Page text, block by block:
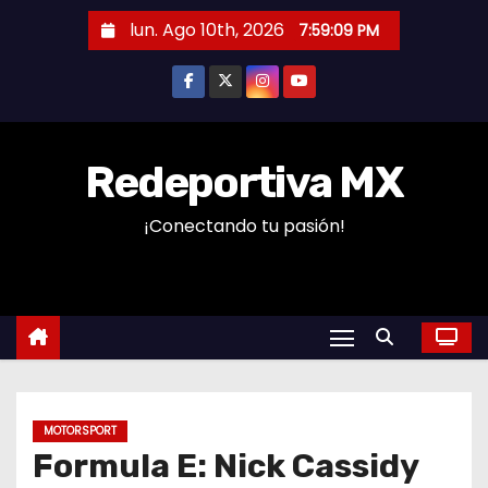
n
lun. Ago 10th, 2026 7:59:10 PM
Redeportiva MX
¡Conectando tu pasión!
MOTORSPORT
Formula E: Nick Cassidy